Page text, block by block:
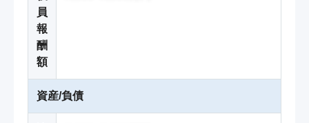
員
報
酬
額
資産/負債